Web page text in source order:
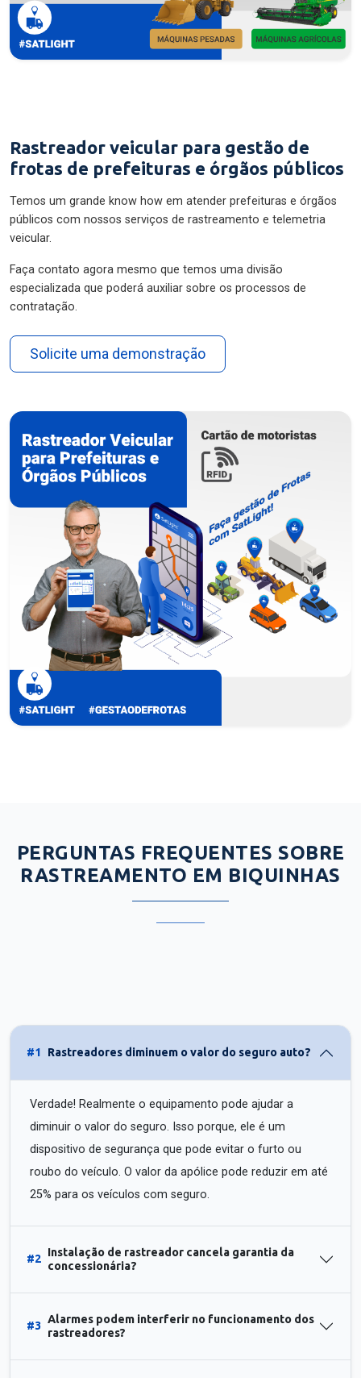
Rastreador veicular para gestão de
frotas de prefeituras e órgãos públicos
Temos um grande know how em atender prefeituras e órgãos
públicos com nossos serviços de rastreamento e telemetria
veicular.
Faça contato agora mesmo que temos uma divisão
especializada que poderá auxiliar sobre os processos de
contratação.
Solicite uma demonstração
PERGUNTAS FREQUENTES SOBRE
RASTREAMENTO EM BIQUINHAS
#1 Rastreadores diminuem o valor do seguro auto?
Verdade! Realmente o equipamento pode ajudar a
diminuir o valor do seguro. Isso porque, ele é um
dispositivo de segurança que pode evitar o furto ou
roubo do veículo. O valor da apólice pode reduzir em até
25% para os veículos com seguro.
#2
Instalação de rastreador cancela garantia da
concessionária?
#3
Alarmes podem interferir no funcionamento dos
rastreadores?